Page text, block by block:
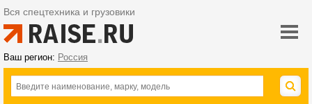
Вся спецтехника и грузовики
Ваш регион: Россия